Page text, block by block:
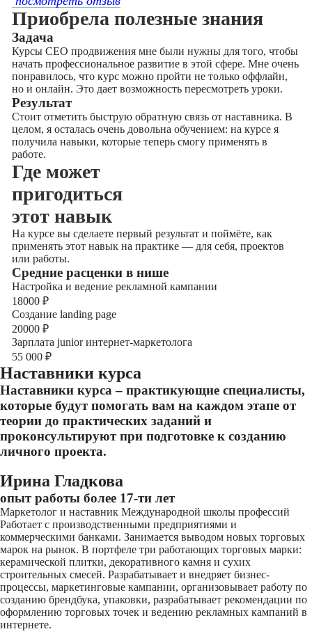
Приобрела полезные знания
Задача
Курсы СЕО продвижения мне были нужны для того, чтобы
начать профессиональное развитие в этой сфере. Мне очень
понравилось, что курс можно пройти не только оффлайн,
но и онлайн. Это дает возможность пересмотреть уроки.
Результат
Стоит отметить быструю обратную связь от наставника. В
целом, я осталась очень довольна обучением: на курсе я
получила навыки, которые теперь смогу применять в
работе.
Где может
пригодиться
этот навык
На курсе вы сделаете первый результат и поймёте, как
применять этот навык на практике — для себя, проектов
или работы.
Cредние расценки в нише
Настройка и ведение рекламной кампании
18000 ₽
Создание landing page
20000 ₽
Зарплата junior интернет-маркетолога
55 000 ₽
Наставники курса
Наставники курса – практикующие специалисты,
которые будут помогать вам на каждом этапе от
теории до практических заданий и
проконсультируют при подготовке к созданию
личного проекта.
Ирина Гладкова
опыт работы более 17-ти лет
Маркетолог и наставник Международной школы профессий
Работает с производственными предприятиями и
коммерческими банками. Занимается выводом новых торговых
марок на рынок. В портфеле три работающих торговых марки:
керамической плитки, декоративного камня и сухих
строительных смесей. Разрабатывает и внедряет бизнес-
процессы, маркетинговые кампании, организовывает работу по
созданию брендбука, упаковки, разрабатывает рекомендации по
оформлению торговых точек и ведению рекламных кампаний в
интернете.